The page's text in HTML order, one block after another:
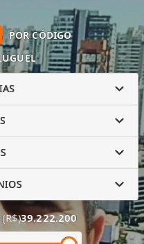
POR CÓDIGO
39.222.200